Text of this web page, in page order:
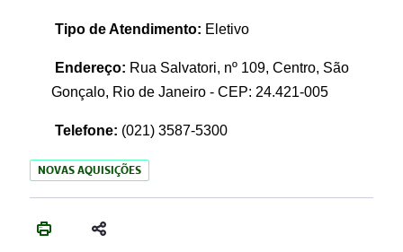
Tipo de Atendimento: Eletivo
Endereço: Rua Salvatori, nº 109, Centro, São
Gonçalo, Rio de Janeiro - CEP: 24.421-005
Telefone: (021) 3587-5300
NOVAS AQUISIÇÕES